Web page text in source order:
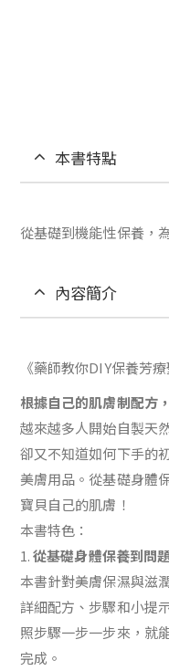
本書特點
從基礎到機能性保養，
內容簡介
《藥師教你DIY保養芳
根據自己的肌膚制配方
越來越多人開始自製天
卻又不知道如何下手的
美膚用品。從基礎身體
寶貝自己的肌膚！
本書特色：
1.從基礎身體保養到問
本書針對美膚保濕與滋
詳細配方、步驟和小提
照步驟一步一步來，就
完成。